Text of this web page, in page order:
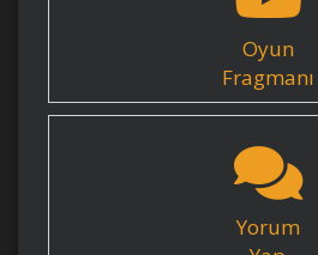
Oyun
Fragmanı
Yorum